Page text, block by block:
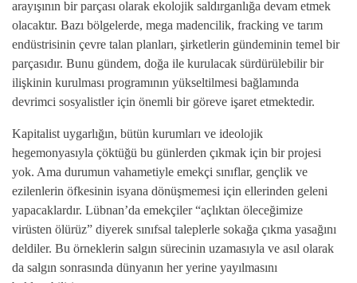
arayışının bir parçası olarak ekolojik saldırganlığa devam etmek
olacaktır. Bazı bölgelerde, mega madencilik, fracking ve tarım
endüstrisinin çevre talan planları, şirketlerin gündeminin temel bir
parçasıdır. Bunu gündem, doğa ile kurulacak sürdürülebilir bir
ilişkinin kurulması programının yükseltilmesi bağlamında
devrimci sosyalistler için önemli bir göreve işaret etmektedir.
Kapitalist uygarlığın, bütün kurumları ve ideolojik
hegemonyasıyla çöktüğü bu günlerden çıkmak için bir projesi
yok. Ama durumun vahametiyle emekçi sınıflar, gençlik ve
ezilenlerin öfkesinin isyana dönüşmemesi için ellerinden geleni
yapacaklardır. Lübnan’da emekçiler “açlıktan öleceğimize
virüsten ölürüz” diyerek sınıfsal taleplerle sokağa çıkma yasağını
deldiler. Bu örneklerin salgın sürecinin uzamasıyla ve asıl olarak
da salgın sonrasında dünyanın her yerine yayılmasını